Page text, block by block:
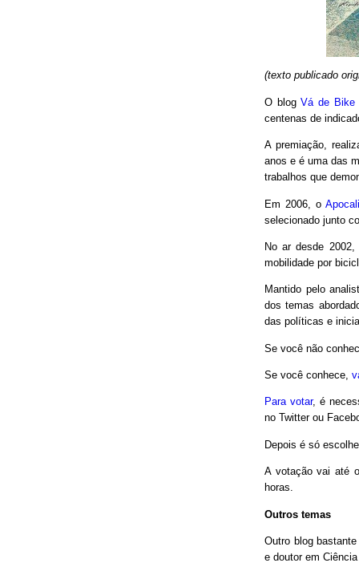
(texto publicado
O blogVá de Bike
centenas de
A premiação,
anos e é uma das
trabalhos que
Em 2006, o
selecionado junto
No ar desde
mobilidade por
Mantido pelo
dos temas
das políticas e
Se você não
Se você conhece,
Para votar, é
no Twitter ou
Depois é só
A votação vai até
horas.
Outros temas
Outro blog
e doutor em